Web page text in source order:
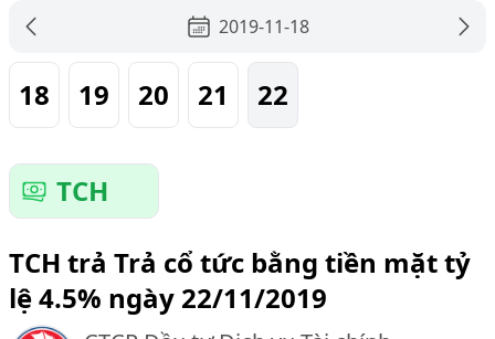
2019-11-18
18 19 20 21 22
TCH
TCH trả Trả cổ tức bằng tiền mặt tỷ
lệ 4.5% ngày 22/11/2019